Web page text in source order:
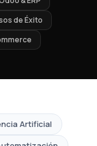
de Éxito
Artificial